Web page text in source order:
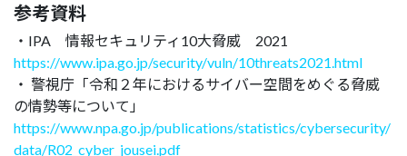
参考資料
・IPA 情報セキュリティ10大脅威 2021
https://www.ipa.go.jp/security/vuln/10threats2021.html
・ 警視庁「令和２年におけるサイバー空間をめぐる脅威
の情勢等について」
https://www.npa.go.jp/publications/statistics/cybersecurity/
data/R02_cyber_jousei.pdf